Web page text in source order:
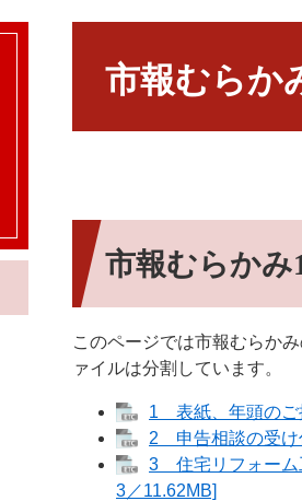
市報むらか
市報むらかみ
このページでは市報むらか
ァイルは分割しています。
1 表紙、年頭のご
2 申告相談の受け
3 住宅リフォーム
3／11.62MB]